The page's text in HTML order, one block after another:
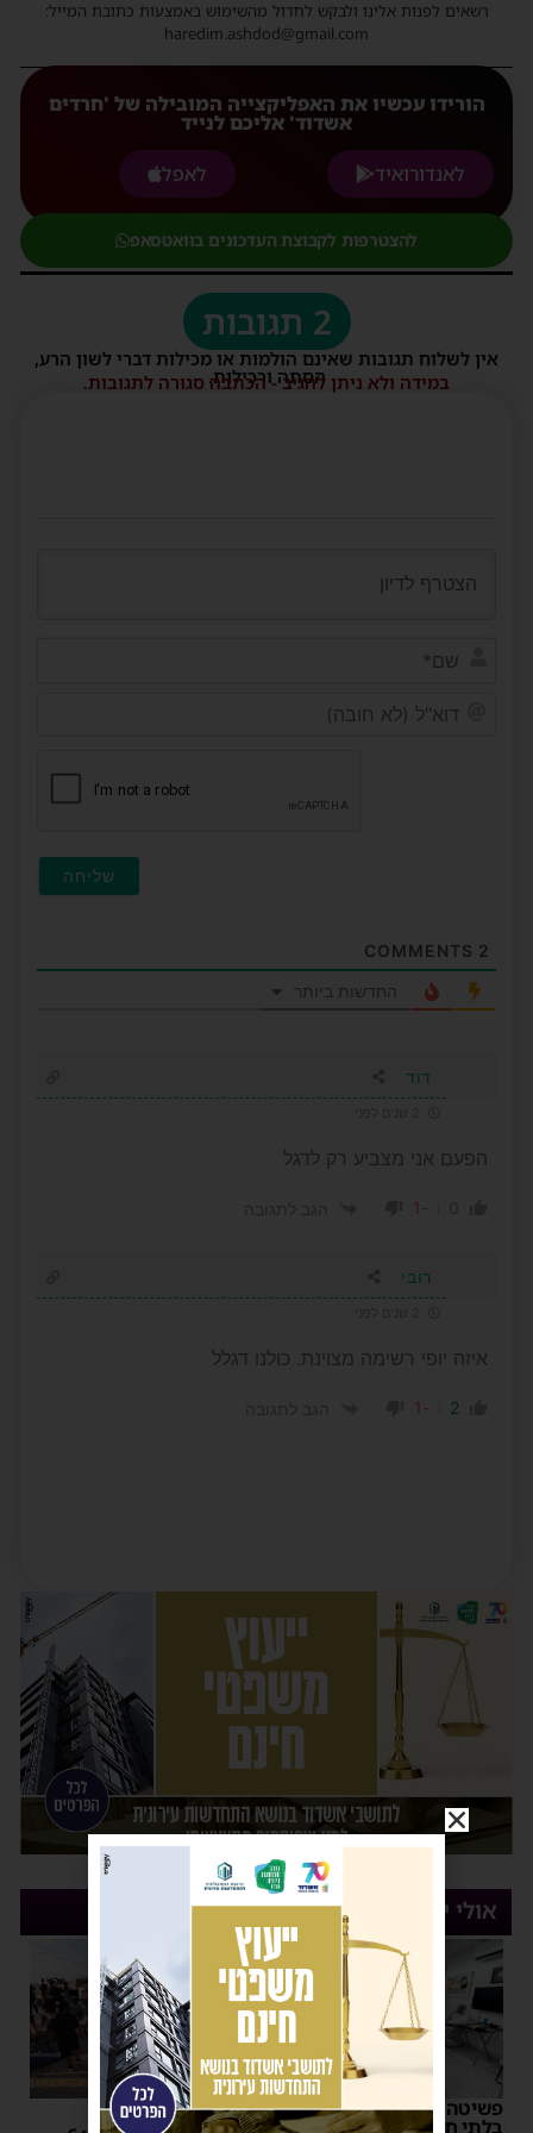
רשאים לפנות אלינו ולבקש לחדול מהשימוש באמצעות כתובת המייל:
haredim.ashdod@gmail.com
הורידו עכשיו את האפליקצייה המובילה של 'חרדים
אשדוד' אליכם לנייד
לאנדורואיד
לאפל
להצטרפות לקבוצת העדכונים בוואטסאפ
2 תגובות
אין לשלוח תגובות שאינם הולמות או מכילות דברי לשון הרע,
הסתה ורכילות.
במידה ולא ניתן להגיב - הכתבה סגורה לתגובות.
2
החדשות ביותר
דוד
הפעם אני מצביע רק לדגל
-1
רובי
איזה יופי רשימה מצוינת. כולנו דגלל
2
-1
אולי יעניין אותך
פשיטה על בית הימורים
בלתי חוקי באשדוד: חמישה
כלי מסוכן